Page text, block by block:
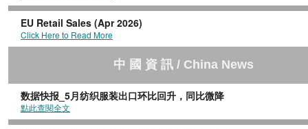
EU Retail Sales (Apr 2026)
Click Here to Read More
中 國 資 訊 / China News
数据快报_5月纺织服装出口环比回升，同比微降
點此查閱全文